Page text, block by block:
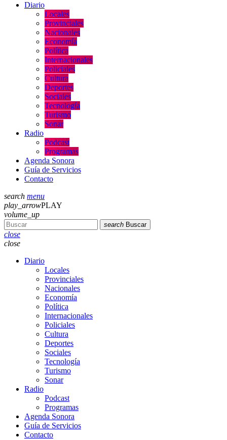
Diario
Locales
Provinciales
Nacionales
Economía
Política
Internacionales
Policiales
Cultura
Deportes
Sociales
Tecnología
Turismo
Sonar
Radio
Podcast
Programas
Agenda Sonora
Guía de Servicios
Contacto
search menu
play_arrowPLAY
volume_up
search Buscar
close
close
Diario
Locales
Provinciales
Nacionales
Economía
Política
Internacionales
Policiales
Cultura
Deportes
Sociales
Tecnología
Turismo
Sonar
Radio
Podcast
Programas
Agenda Sonora
Guía de Servicios
Contacto